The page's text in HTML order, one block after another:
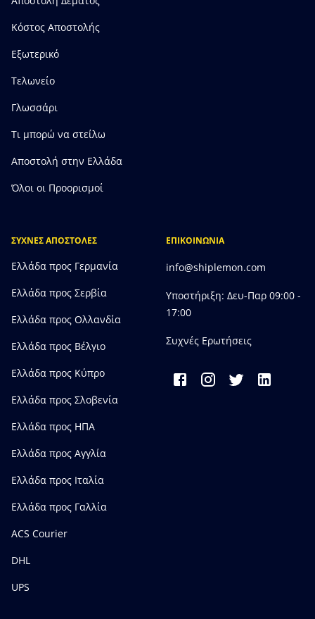
Κόστος Αποστολής
Εξωτερικό
Τελωνείο
Γλωσσάρι
Τι μπορώ να στείλω
Αποστολή στην Ελλάδα
Όλοι οι Προορισμοί
ΣΥΧΝΕΣ ΑΠΟΣΤΟΛΕΣ
Ελλάδα προς Γερμανία
Ελλάδα προς Σερβία
Ελλάδα προς Ολλανδία
Ελλάδα προς Bέλγιο
Ελλάδα προς Κύπρο
Ελλάδα προς Σλοβενία
Ελλάδα προς ΗΠΑ
Ελλάδα προς Αγγλία
Ελλάδα προς Ιταλία
Ελλάδα προς Γαλλία
ACS Courier
DHL
UPS
ΕΠΙΚΟΙΝΩΝΙΑ
info@shiplemon.com
Υποστήριξη: Δευ-Παρ 09:00 -
17:00
Συχνές Ερωτήσεις